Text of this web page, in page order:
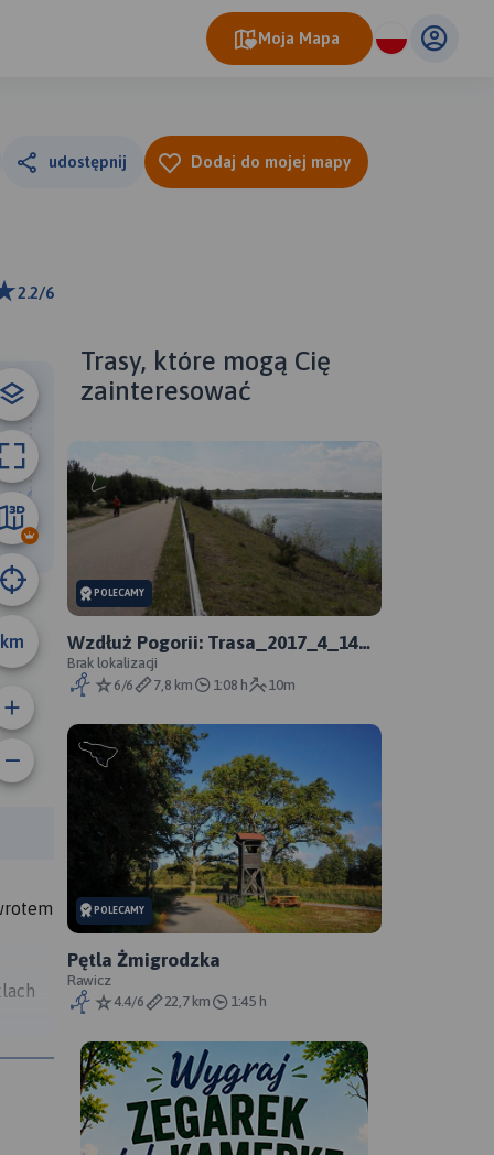
Moja Mapa
udostępnij Dodaj do mojej mapy
2.2/6
km
23 km
Trasy, które mogą Cię
zainteresować
POLECAMY
Wzdłuż Pogorii: Trasa_2017_4_14
4:4
Brak lokalizacji
6/6
7,8 km 1:08 h 10m
POLECAMY
Pętla Żmigrodzka
Rawicz
4.4/6
22,7 km 1:45 h